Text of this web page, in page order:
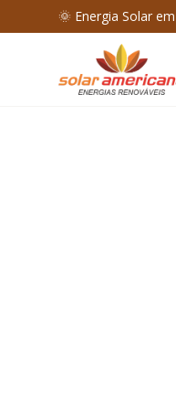
🌞 Energia Solar